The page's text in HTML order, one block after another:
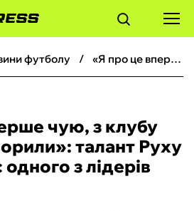
футболу «Я про це вперше чую, з клубу нічого не говорили»: талант Руху – про інтерес одного з лідерів Прімери
чую, з клубу
талант Руху
з лідерів